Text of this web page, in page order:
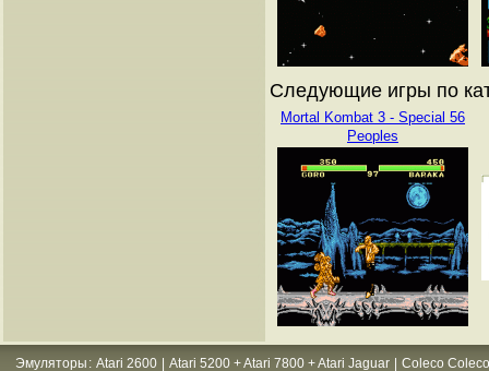
Следующие игры по
Mortal Kombat 3 - Special 56
Peoples
Эмуляторы : Atari 2600 Atari 5200 + Atari 7800 + Atari Jaguar Coleco